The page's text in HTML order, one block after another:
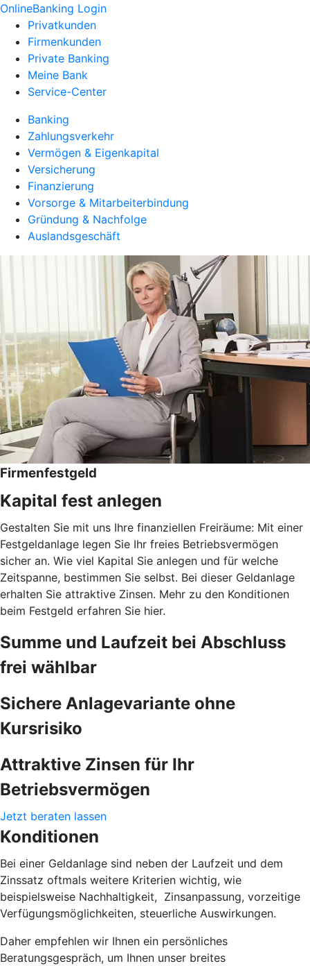
OnlineBanking Login
Privatkunden
Firmenkunden
Private Banking
Meine Bank
Service-Center
Banking
Zahlungsverkehr
Vermögen & Eigenkapital
Versicherung
Finanzierung
Vorsorge & Mitarbeiterbindung
Gründung & Nachfolge
Auslandsgeschäft
Firmenfestgeld
Kapital fest anlegen
Gestalten Sie mit uns Ihre finanziellen Freiräume: Mit einer
Festgeldanlage legen Sie Ihr freies Betriebsvermögen
sicher an. Wie viel Kapital Sie anlegen und für welche
Zeitspanne, bestimmen Sie selbst. Bei dieser Geldanlage
erhalten Sie attraktive Zinsen. Mehr zu den Konditionen
beim Festgeld erfahren Sie hier.
Summe und Laufzeit bei Abschluss
frei wählbar
Sichere Anlagevariante ohne
Kursrisiko
Attraktive Zinsen für Ihr
Betriebsvermögen
Jetzt beraten lassen
Konditionen
Bei einer Geldanlage sind neben der Laufzeit und dem
Zinssatz oftmals weitere Kriterien wichtig, wie
beispielsweise Nachhaltigkeit, Zinsanpassung, vorzeitige
Verfügungsmöglichkeiten, steuerliche Auswirkungen.
Daher empfehlen wir Ihnen ein persönliches
Beratungsgespräch, um Ihnen unser breites